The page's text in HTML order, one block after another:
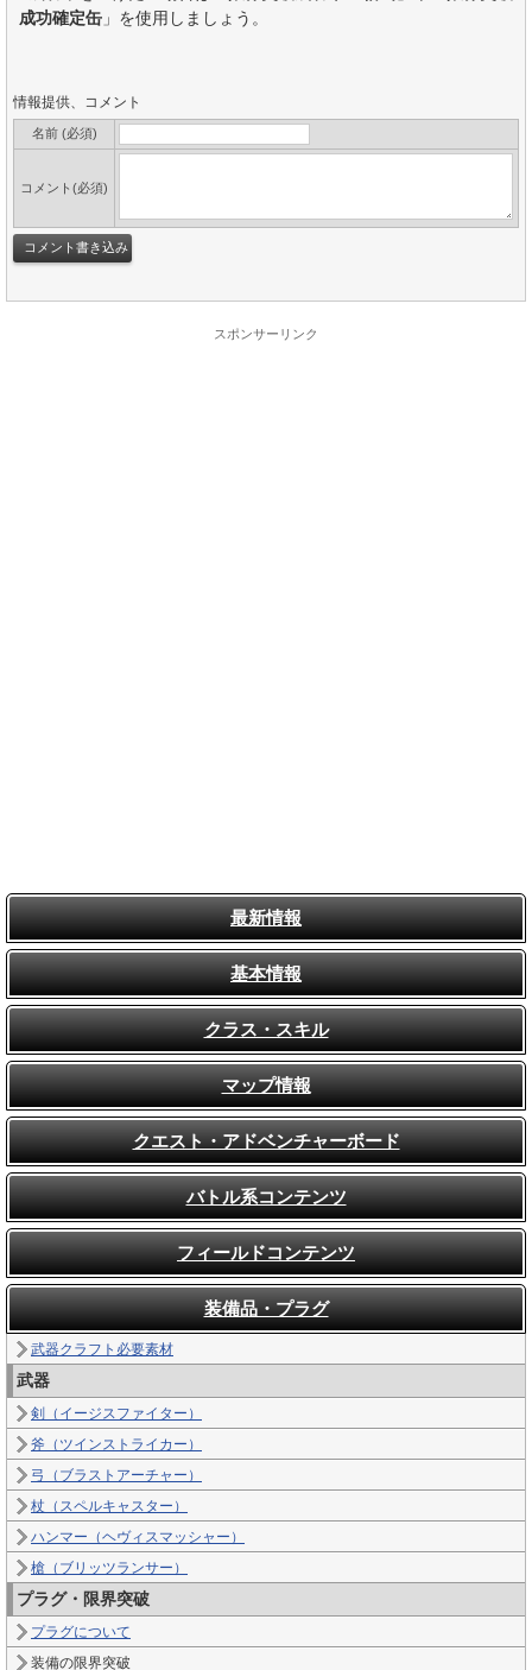
成功確定缶 」を使用しましょう。
情報提供、コメント
名前 (必須)
コメント(必須)
スポンサーリンク
最新情報
基本情報
クラス・スキル
マップ情報
クエスト・アドベンチャーボード
バトル系コンテンツ
フィールドコンテンツ
装備品・プラグ
武器クラフト必要素材
武器
剣（イージスファイター）
斧（ツインストライカー）
弓（ブラストアーチャー）
杖（スペルキャスター）
ハンマー（ヘヴィスマッシャー）
槍（ブリッツランサー）
プラグ・限界突破
プラグについて
装備の限界突破